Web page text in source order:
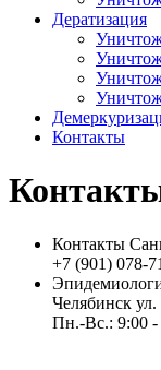
Дератизация
Контакты
Контакты
+7 (901) 078-
Челябинск
Пн.-Вс.: 9:00 -